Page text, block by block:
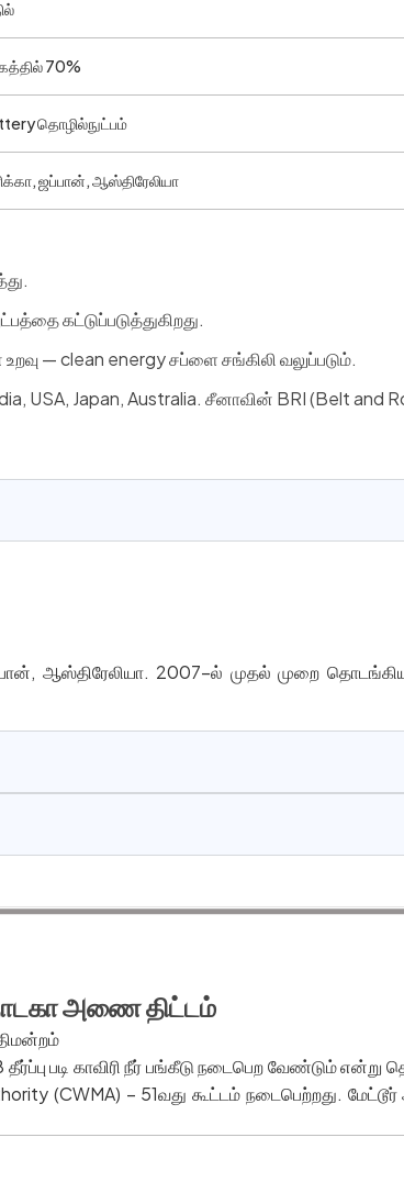
70%
தொழில்நுட்பம்
ஜப்பான், ஆஸ்திரேலியா
கட்டுப்படுத்துகிறது.
— clean energy சப்ளை சங்கிலி வலுப்படும்.
USA, Japan, Australia. சீனாவின் BRI (Belt and
ஆஸ்திரேலியா. 2007-ல் முதல் முறை
அணை திட்டம்
படி காவிரி நீர் பங்கீடு நடைபெற வேண்டும் என்று
(CWMA) – 51வது கூட்டம் நடைபெற்றது.